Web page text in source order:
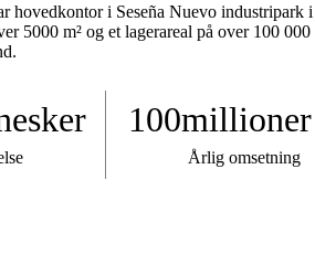
hovedkontor i Seseña Nuevo industripark i
5000 m² og et lagerareal på over 100 000
100millioner
Årlig omsetning